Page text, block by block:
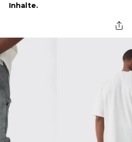
Inhalte.